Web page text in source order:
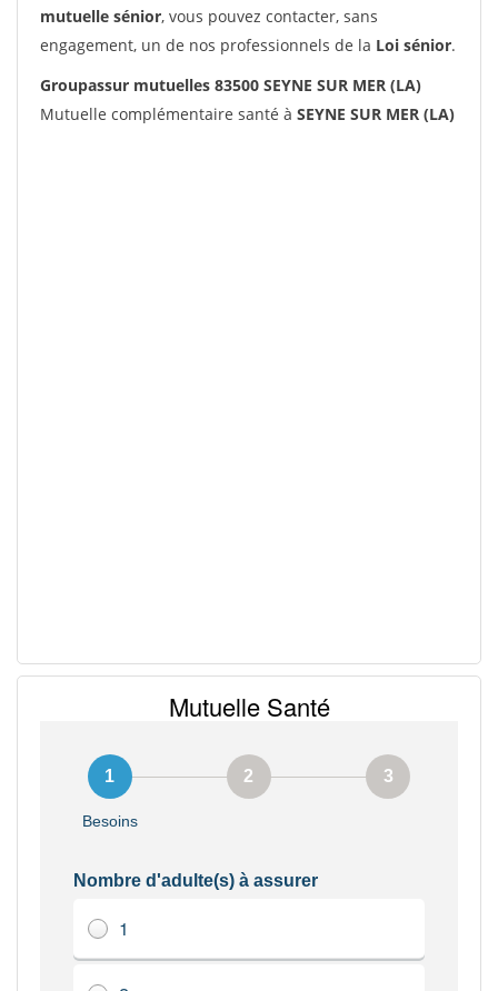
mutuelle sénior, vous pouvez contacter, sans
engagement, un de nos professionnels de la Loi sénior.
Groupassur mutuelles 83500 SEYNE SUR MER (LA)
Mutuelle complémentaire santé à SEYNE SUR MER (LA)